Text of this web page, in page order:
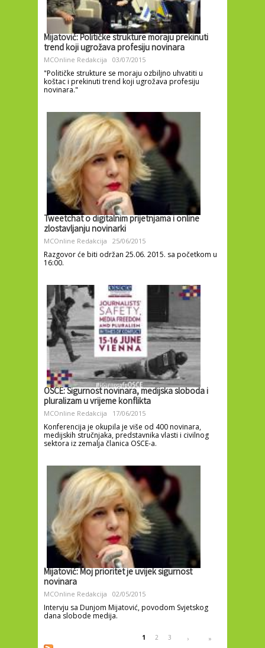
Mijatović: Političke strukture moraju prekinuti
trend koji ugrožava profesiju novinara
MCOnline Redakcija 03/07/2015
"Političke strukture se moraju ozbiljno uhvatiti u
koštac i prekinuti trend koji ugrožava profesiju
novinara."
Tweetchat o digitalnim prijetnjama i online
zlostavljanju novinarki
MCOnline Redakcija 25/06/2015
Razgovor će biti održan 25.06. 2015. sa početkom u
16:00.
OSCE: Sigurnost novinara, medijska sloboda i
pluralizam u vrijeme konflikta
MCOnline Redakcija 17/06/2015
Konferencija je okupila je više od 400 novinara,
medijskih stručnjaka, predstavnika vlasti i civilnog
sektora iz zemalja članica OSCE-a.
Mijatović: Moj prioritet je uvijek sigurnost
novinara
MCOnline Redakcija 02/05/2015
Intervju sa Dunjom Mijatović, povodom Svjetskog
dana slobode medija.
Pages 1 2 3 › »